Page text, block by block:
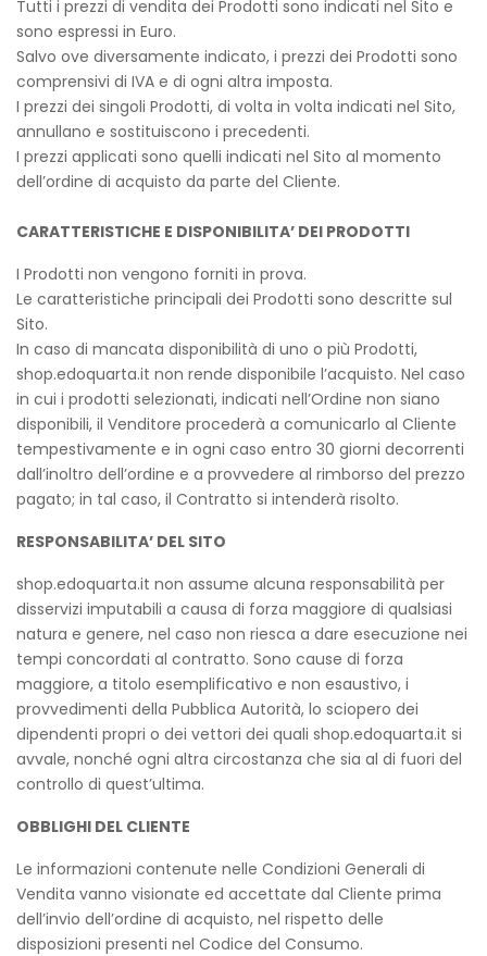
Tutti i prezzi di vendita dei Prodotti sono indicati nel Sito e
sono espressi in Euro.
Salvo ove diversamente indicato, i prezzi dei Prodotti sono
comprensivi di IVA e di ogni altra imposta.
I prezzi dei singoli Prodotti, di volta in volta indicati nel Sito,
annullano e sostituiscono i precedenti.
I prezzi applicati sono quelli indicati nel Sito al momento
dell’ordine di acquisto da parte del Cliente.
CARATTERISTICHE E DISPONIBILITA’ DEI PRODOTTI
I Prodotti non vengono forniti in prova.
Le caratteristiche principali dei Prodotti sono descritte sul
Sito.
In caso di mancata disponibilità di uno o più Prodotti,
shop.edoquarta.it non rende disponibile l’acquisto. Nel caso
in cui i prodotti selezionati, indicati nell’Ordine non siano
disponibili, il Venditore procederà a comunicarlo al Cliente
tempestivamente e in ogni caso entro 30 giorni decorrenti
dall’inoltro dell’ordine e a provvedere al rimborso del prezzo
pagato; in tal caso, il Contratto si intenderà risolto.
RESPONSABILITA’ DEL SITO
shop.edoquarta.it non assume alcuna responsabilità per
disservizi imputabili a causa di forza maggiore di qualsiasi
natura e genere, nel caso non riesca a dare esecuzione nei
tempi concordati al contratto. Sono cause di forza
maggiore, a titolo esemplificativo e non esaustivo, i
provvedimenti della Pubblica Autorità, lo sciopero dei
dipendenti propri o dei vettori dei quali shop.edoquarta.it si
avvale, nonché ogni altra circostanza che sia al di fuori del
controllo di quest’ultima.
OBBLIGHI DEL CLIENTE
Le informazioni contenute nelle Condizioni Generali di
Vendita vanno visionate ed accettate dal Cliente prima
dell’invio dell’ordine di acquisto, nel rispetto delle
disposizioni presenti nel Codice del Consumo.